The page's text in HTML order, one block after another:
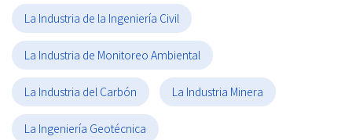
La Industria de la Ingeniería Civil
La Industria de Monitoreo Ambiental
La Industria del Carbón La Industria Minera
La Ingeniería Geotécnica